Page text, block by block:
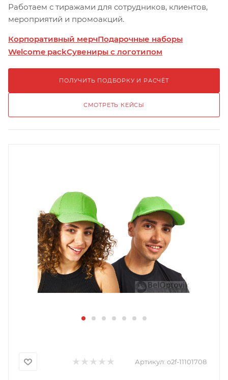
Работаем с тиражами для сотрудников, клиентов,
мероприятий и промоакций.
Корпоративный мерчПодарочные наборы
Welcome packСувениры с логотипом
ПОЛУЧИТЬ ПОДБОРКУ И РАСЧЁТ
СМОТРЕТЬ КЕЙСЫ
Артикул: o2f-11101708